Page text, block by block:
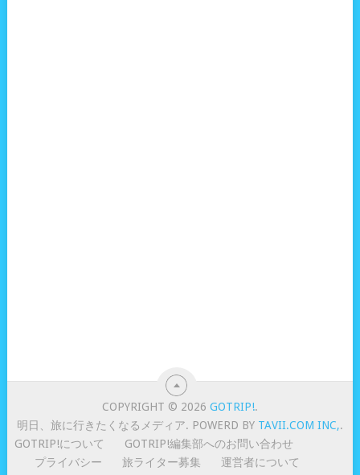
COPYRIGHT © 2026GOTRIP!.
明日、旅に行きたくなるメディア. POWERD BY TAVII.COM INC,.
GOTRIP!について
GOTRIP!編集部へのお問い合わせ
プライバシー
旅ライター募集
運営者について